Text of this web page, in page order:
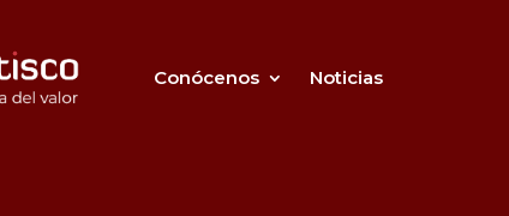
Conócenos Noticias